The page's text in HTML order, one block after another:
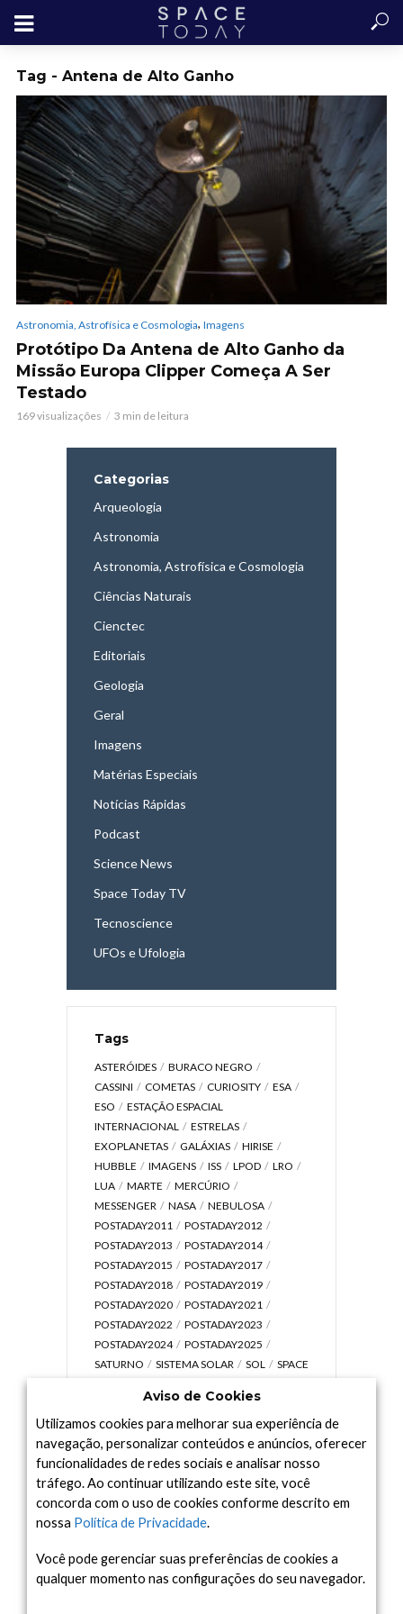
Tag - Antena de Alto Ganho
Astronomia, Astrofísica e Cosmologia, Imagens
Protótipo Da Antena de Alto Ganho da
Missão Europa Clipper Começa A Ser
Testado
169 visualizações 3 min de leitura
Categorias
Arqueologia
Astronomia
Astronomia, Astrofísica e Cosmologia
Ciências Naturais
Cienctec
Editoriais
Geologia
Geral
Imagens
Matérias Especiais
Notícias Rápidas
Podcast
Science News
Space Today TV
Tecnoscience
UFOs e Ufologia
Tags
ASTERÓIDES
BURACO NEGRO
CASSINI
COMETAS CURIOSITY
ESA
ESO
ESTAÇÃO ESPACIAL
INTERNACIONAL
ESTRELAS
EXOPLANETAS
GALÁXIAS
HIRISE
HUBBLE
IMAGENS ISS LPOD
LRO
LUA
MARTE
MERCÚRIO
MESSENGER
NASA
NEBULOSA
POSTADAY2011
POSTADAY2012
POSTADAY2013
POSTADAY2014
POSTADAY2015
POSTADAY2017
POSTADAY2018
POSTADAY2019
POSTADAY2020
POSTADAY2021
POSTADAY2022
POSTADAY2023
POSTADAY2024
POSTADAY2025
SATURNO
SISTEMA SOLAR SOL
SPACE
UNIVERSO
VÍDEO
Arquivo
Arquivo
Aviso de Cookies
Utilizamos cookies para melhorar sua experiência de
navegação, personalizar conteúdos e anúncios, oferecer
funcionalidades de redes sociais e analisar nosso
tráfego. Ao continuar utilizando este site, você
concorda com o uso de cookies conforme descrito em
nossa Política de Privacidade.
Você pode gerenciar suas preferências de cookies a
qualquer momento nas configurações do seu navegador.